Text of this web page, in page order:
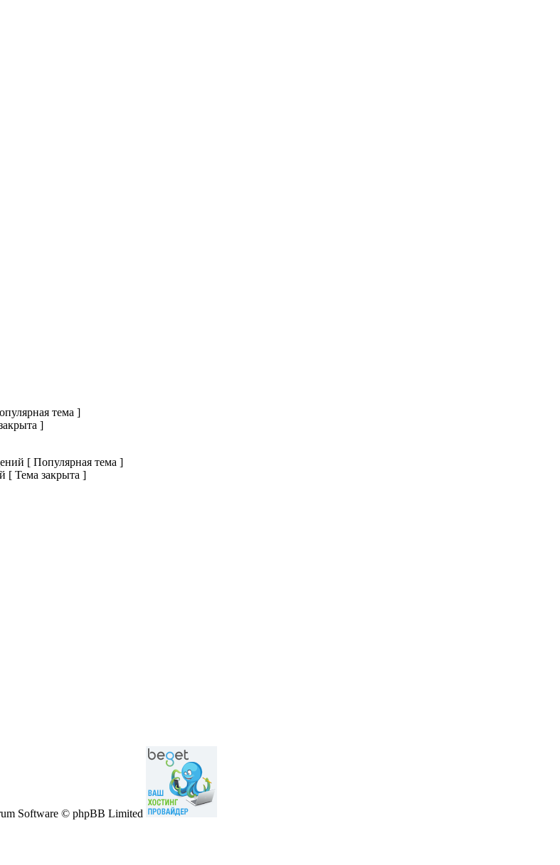
тема ]
]
[ Популярная тема ]
[ Тема закрыта ]
Software © phpBB Limited